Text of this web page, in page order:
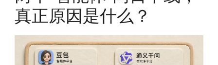
真正原因是什么？